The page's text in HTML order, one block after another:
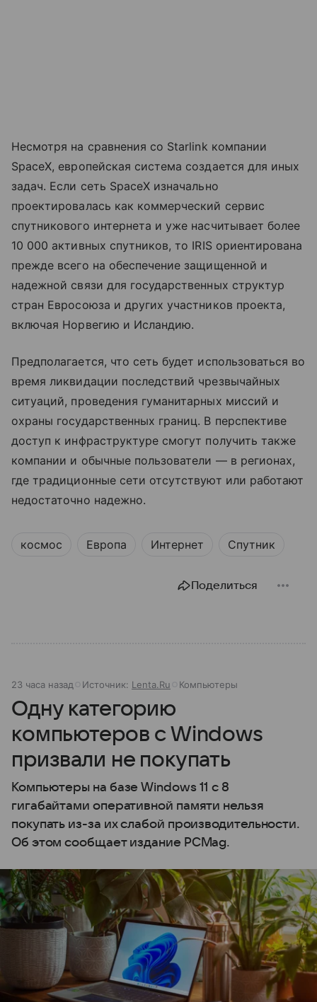
Несмотря на сравнения со Starlink компании
SpaceX, европейская система создается для иных
задач. Если сеть SpaceX изначально
проектировалась как коммерческий сервис
спутникового интернета и уже насчитывает более
10 000 активных спутников, то IRIS ориентирована
прежде всего на обеспечение защищенной и
надежной связи для государственных структур
стран Евросоюза и других участников проекта,
включая Норвегию и Исландию.
Предполагается, что сеть будет использоваться во
время ликвидации последствий чрезвычайных
ситуаций, проведения гуманитарных миссий и
охраны государственных границ. В перспективе
доступ к инфраструктуре смогут получить также
компании и обычные пользователи — в регионах,
где традиционные сети отсутствуют или работают
недостаточно надежно.
космос Европа Интернет Спутник
Поделиться
23 часа назад Источник: Lenta.Ru Компьютеры
Одну категорию
компьютеров с Windows
призвали не покупать
Компьютеры на базе Windows 11 c 8
гигабайтами оперативной памяти нельзя
покупать из-за их слабой производительности.
Об этом сообщает издание PCMag.